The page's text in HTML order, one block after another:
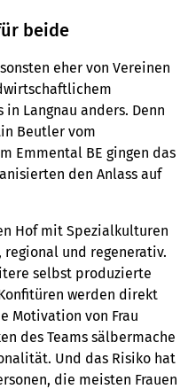
beide
eher von Vereinen
Langnau anders. Denn
Beutler vom
Emmental BE gingen das
den Anlass auf
Hof mit Spezialkulturen
und regenerativ.
selbst produzierte
werden direkt
Motivation von Frau
des Teams sälbermache
Und das Risiko hat
die meisten Frauen